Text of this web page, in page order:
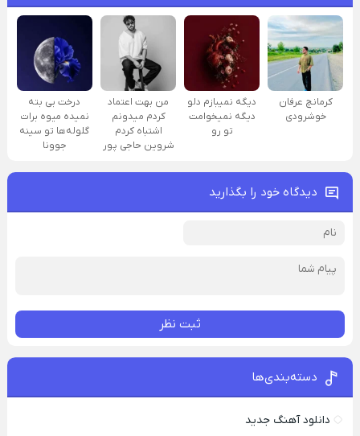
کرمانچ عرفان
خوشرودی
دیگه نمیبازم دلو
دیگه نمیخوامت
تو رو
من بهت اعتماد
کردم میدونم
اشتباه کردم
شروین حاجی پور
درخت بی بته
نمیده میوه برات
گلوله‌ها تو سینه
جوونا
دیدگاه خود را بگذارید
ثبت نظر
دسته‌بندی‌ها
دانلود آهنگ جدید